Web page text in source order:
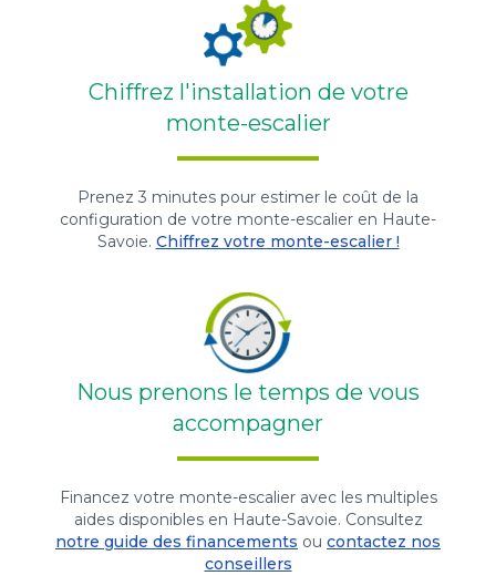
Chiffrez l'installation de votre
monte-escalier
Prenez 3 minutes pour estimer le coût de la
configuration de votre monte-escalier en Haute-
Savoie. Chiffrez votre monte-escalier !
Nous prenons le temps de vous
accompagner
Financez votre monte-escalier avec les multiples
aides disponibles en Haute-Savoie. Consultez
notre guide des financements ou contactez nos
conseillers